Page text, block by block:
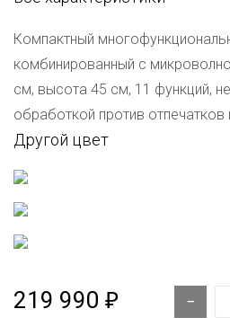
Компактный
комбинированный с
см, высота 45 см, 11 функций,
обработкой против отпечатков
Другой цвет
219 990 ₽